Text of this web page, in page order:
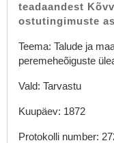
teadaandest
ostutingimuste
Teema: Talude ja
peremeheõiguste
Vald: Tarvastu
Kuupäev: 1872
Protokolli number: